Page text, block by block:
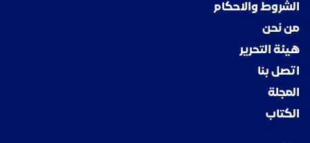
الشروط والاحكام
من نحن
هيئة التحرير
اتصل بنا
المجلة
الكتاب